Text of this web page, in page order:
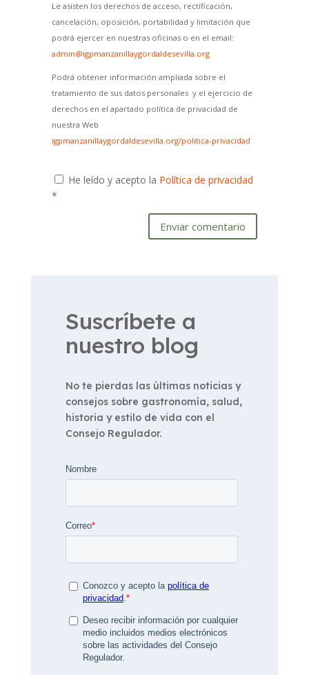
Le asisten los derechos de acceso, rectificación,
cancelación, oposición, portabilidad y limitación que
podrá ejercer en nuestras oficinas o en el email:
admin@igpmanzanillaygordaldesevilla.org
Podrá obtener información ampliada sobre el
tratamiento de sus datos personales y el ejercicio de
derechos en el apartado política de privacidad de
nuestra Web
igpmanzanillaygordaldesevilla.org/politica-privacidad
He leído y acepto la Política de privacidad
*
Enviar comentario
Suscríbete a
nuestro blog
No te pierdas las últimas noticias y
consejos sobre gastronomía, salud,
historia y estilo de vida con el
Consejo Regulador.